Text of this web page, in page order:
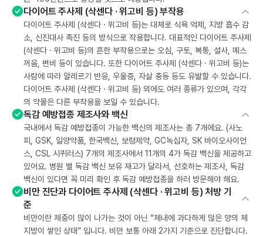
다이어트 주사제 (삭센다 · 위고비 등) 부작용
다이어트 주사제 (삭센다 · 위고비 등)는 대체로 식욕 억제, 지방 흡수 감
소, 신진대사 촉진 등의 방식으로 작용합니다. 대표적인 다이어트 주사제
(삭센다 · 위고비 등)의 흔한 부작용으로는 오심, 구토, 복통, 설사, 메스
꺼움, 변비 등이 있습니다. 또한 다이어트 주사제 (삭센다 · 위고비 등)는
사람에 따라 알레르기 반응, 우울증, 자살 충동 등도 유발할 수 있습니다.
다이어트 주사제 (삭센다 · 위고비 등) 외에도 여러 종류가 있으며, 각각
의 약물은 다른 부작용을 보일 수 있습니다.
독감 예방접종 제조사와 백신
국내에서 독감 예방접종이 가능한 백신의 제조사는 총 7개에요. (사노
피, GSK, 일양약품, 한국백신, 보령제약, GC녹십자, SK 바이오사이언
스, CSL 시퀴러스) 7개의 제조사에서 11개의 4가 독감 백신을 제공하고
있어요. 병원 별 독감 백신 보유 재고가 달라서, 선호하는 제조사, 독감
백신이 있다면 꼭 미리 확인 후 독감 예방접종을 하러 방문해야 해요.
비만 진단과 다이어트 주사제 (삭센다 · 위고비 등) 처방 기
준
비만이란 체중이 많이 나가는 것이 아닌 “체내에 과다하게 많은 양의 체
지방이 쌓인 상태” 입니다. 비만 보통 아래 2가지 기준으로 진단합니다.